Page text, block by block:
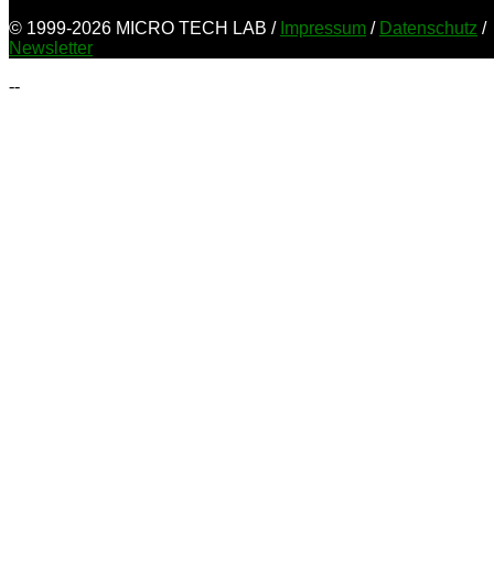
© 1999-2026 MICRO TECH LAB / Impressum / Datenschutz /
Newsletter
--